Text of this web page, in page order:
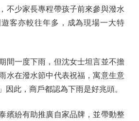
不少家長專程帶孩子前來參與潑水
客亦較往年多，成為現場一大特
一度下雨，但沈女士坦言並不擔
水在潑水節中代表祝福，寓意生意
因此，商戶都認為下雨是好兆頭。
紛有助推廣自家品牌，並帶動整